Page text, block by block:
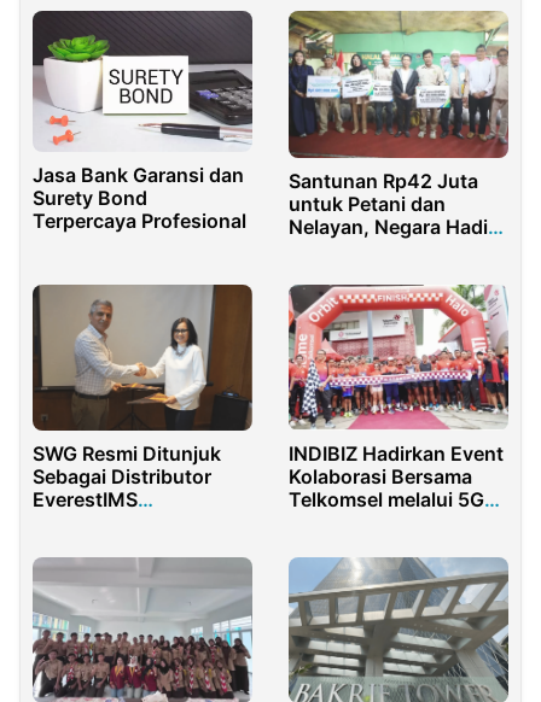
Jasa Bank Garansi dan
Surety Bond
Terpercaya Profesional
Santunan Rp42 Juta
untuk Petani dan
Nelayan, Negara Hadir
SWG Resmi Ditunjuk
Sebagai Distributor
EverestIMS
INDIBIZ Hadirkan Event
Kolaborasi Bersama
Telkomsel melalui 5G